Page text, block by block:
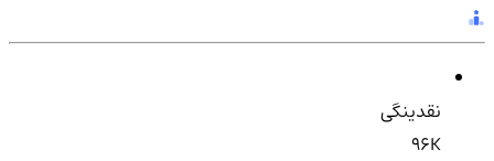
نقدینگی
96K